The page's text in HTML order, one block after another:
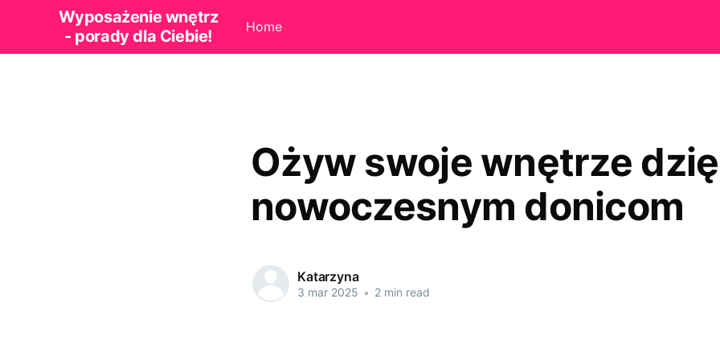
Wyposażenie wnętrz
- porady dla Ciebie!
Home
Ożyw swoje wnętrze
nowoczesnym donicom
Katarzyna
3 mar 2025 • 2 min read